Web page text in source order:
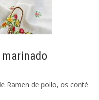
Ramen de pollo, os conté